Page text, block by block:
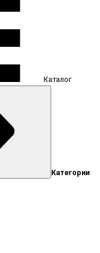
Каталог
Категории